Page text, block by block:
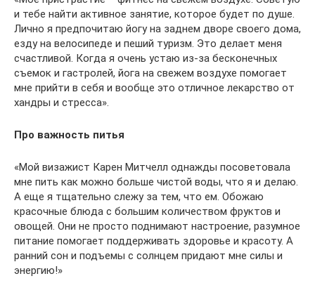
и тебе найти активное занятие, которое будет по душе.
Лично я предпочитаю йогу на заднем дворе своего дома,
езду на велосипеде и пеший туризм. Это делает меня
счастливой. Когда я очень устаю из-за бесконечных
съемок и гастролей, йога на свежем воздухе помогает
мне прийти в себя и вообще это отличное лекарство от
хандры и стресса».
Про важность питья
«Мой визажист Карен Митчелл однажды посоветовала
мне пить как можно больше чистой воды, что я и делаю.
А еще я тщательно слежу за тем, что ем. Обожаю
красочные блюда с большим количеством фруктов и
овощей. Они не просто поднимают настроение, разумное
питание помогает поддерживать здоровье и красоту. А
ранний сон и подъемы с солнцем придают мне силы и
энергию!»